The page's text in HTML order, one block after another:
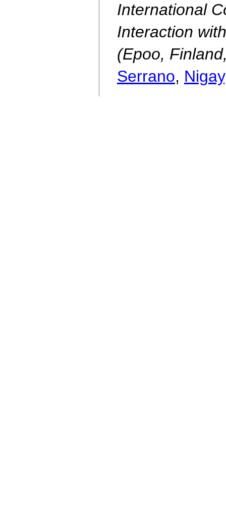
International
Interaction
(Epoo,
Serrano, Nigay